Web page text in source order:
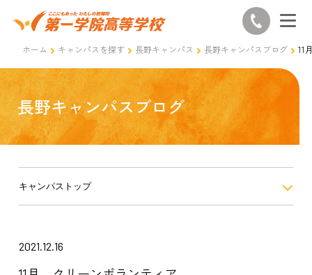
ホーム キャンパスを探す 長野キャンパス 長野キャンパスブログ 11
長野キャンパスブログ
キャンパストップ
2021.12.16